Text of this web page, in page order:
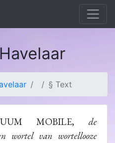
§ Text
MOBILE, de
wortel van wortellooze